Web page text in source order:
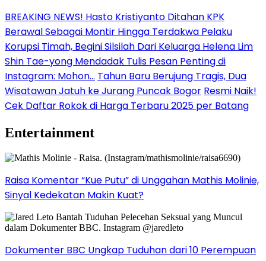
BREAKING NEWS! Hasto Kristiyanto Ditahan KPK
Berawal Sebagai Montir Hingga Terdakwa Pelaku
Korupsi Timah, Begini Silsilah Dari Keluarga Helena Lim
Shin Tae-yong Mendadak Tulis Pesan Penting di
Instagram: Mohon… Tahun Baru Berujung Tragis, Dua
Wisatawan Jatuh ke Jurang Puncak Bogor Resmi Naik!
Cek Daftar Rokok di Harga Terbaru 2025 per Batang
Entertainment
Raisa Komentar “Kue Putu” di Unggahan Mathis Molinie,
Sinyal Kedekatan Makin Kuat?
Dokumenter BBC Ungkap Tuduhan dari 10 Perempuan